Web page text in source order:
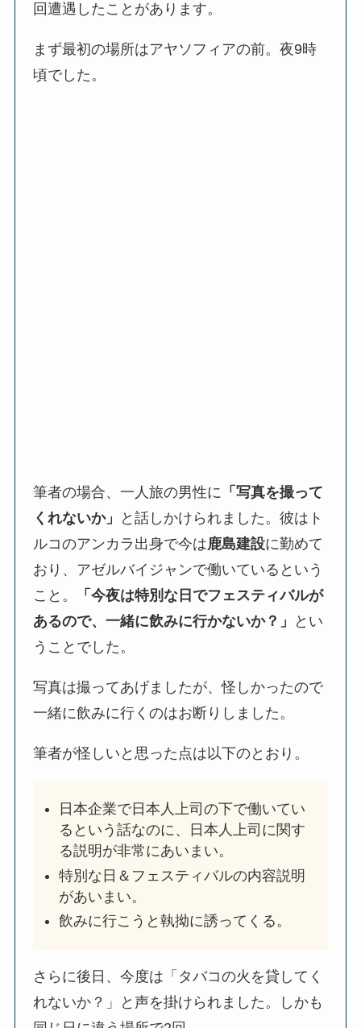
回遭遇したことがあります。
まず最初の場所はアヤソフィアの前。夜9時
頃でした。
筆者の場合、一人旅の男性に 「写真を撮って
くれないか」
と話しかけられました。彼はト
ルコのアンカラ出身で今は鹿島建設に勤めて
おり、アゼルバイジャンで働いているという
こと。
「今夜は特別な日でフェスティバルが
あるので、一緒に飲みに行かないか？」
とい
うことでした。
写真は撮ってあげましたが、怪しかったので
一緒に飲みに行くのはお断りしました。
筆者が怪しいと思った点は以下のとおり。
日本企業で日本人上司の下で働いてい
るという話なのに、日本人上司に関す
る説明が非常にあいまい。
特別な日＆フェスティバルの内容説明
があいまい。
飲みに行こうと執拗に誘ってくる。
さらに後日、今度は「タバコの火を貸してく
れないか？」と声を掛けられました。しかも